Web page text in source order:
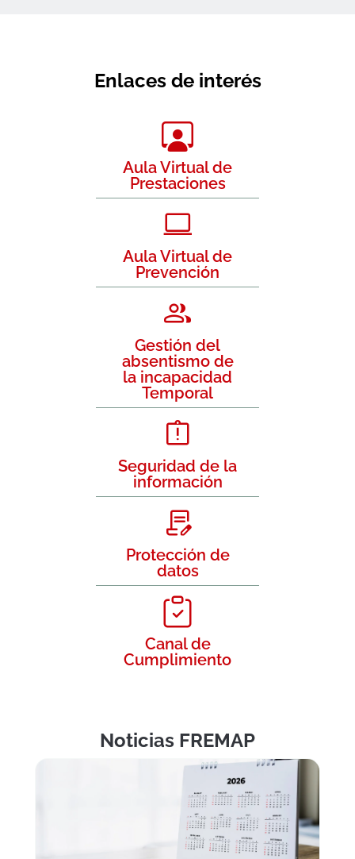
Enlaces de interés
Aula Virtual de
Prestaciones
Aula Virtual de
Prevención
Gestión del
absentismo de
la incapacidad
Temporal
Seguridad de la
información
Protección de
datos
Canal de
Cumplimiento
Noticias FREMAP